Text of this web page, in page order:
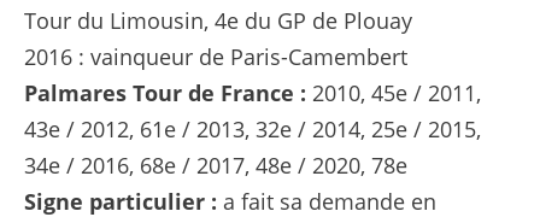
Tour du Limousin, 4e du GP de Plouay
2016 : vainqueur de Paris-Camembert
Palmares Tour de France : 2010, 45e / 2011,
43e / 2012, 61e / 2013, 32e / 2014, 25e / 2015,
34e / 2016, 68e / 2017, 48e / 2020, 78e
Signe particulier : a fait sa demande en